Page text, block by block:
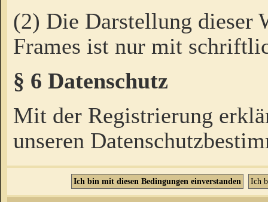
(2) Die Darstellung dieser
Frames ist nur mit
§ 6 Datenschutz
Mit der Registrierung
unseren